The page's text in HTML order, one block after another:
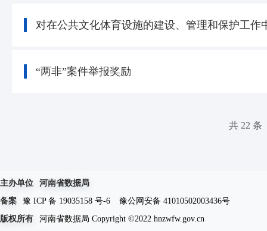
对在公共文化体育设施的建设、管理和保护工
“两非”案件举报奖励
共 22 条
主办单位
河南省数据局
备案
豫 ICP 备 19035158 号-6
豫公网安备 41010502003436号
版权所有
河南省数据局 Copyright ©2022 hnzwfw.gov.cn